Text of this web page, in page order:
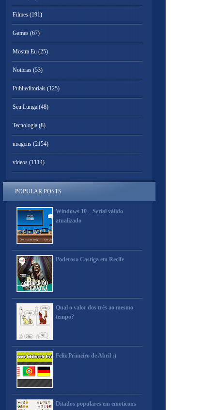
Filmes (191)
Games (67)
Mostra Eu (25)
Noticias (53)
Publieditoriais (125)
Seu Lunga (48)
Tecnologia (8)
imagens (2154)
videos (1114)
POPULAR POSTS
Windows 10 – Serial válido
atualizado
Poderoso Castiga em Recife
Qual o valor dos três ao mesmo
tempo?
Feliz Primeiro de Abril :)
Ditados populares em emoticons